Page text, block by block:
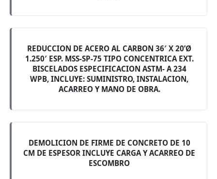
REDUCCION DE ACERO AL CARBON 36′ X 20’Ø
1.250′ ESP. MSS-SP-75 TIPO CONCENTRICA EXT.
BISCELADOS ESPECIFICACION ASTM- A 234
WPB, INCLUYE: SUMINISTRO, INSTALACION,
ACARREO Y MANO DE OBRA.
DEMOLICION DE FIRME DE CONCRETO DE 10
CM DE ESPESOR INCLUYE CARGA Y ACARREO DE
ESCOMBRO